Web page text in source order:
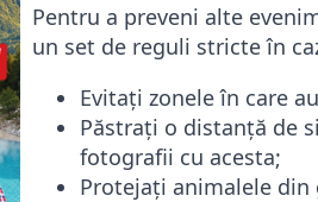
Pentru a preveni alte
un set de reguli stricte în
Evitați zonele în care
Păstrați o distanță de
fotografii cu acesta;
Protejați animalele din